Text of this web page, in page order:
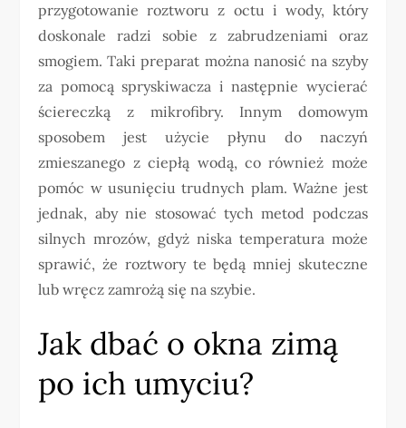
przygotowanie roztworu z octu i wody, który
doskonale radzi sobie z zabrudzeniami oraz
smogiem. Taki preparat można nanosić na szyby
za pomocą spryskiwacza i następnie wycierać
ściereczką z mikrofibry. Innym domowym
sposobem jest użycie płynu do naczyń
zmieszanego z ciepłą wodą, co również może
pomóc w usunięciu trudnych plam. Ważne jest
jednak, aby nie stosować tych metod podczas
silnych mrozów, gdyż niska temperatura może
sprawić, że roztwory te będą mniej skuteczne
lub wręcz zamrożą się na szybie.
Jak dbać o okna zimą
po ich umyciu?